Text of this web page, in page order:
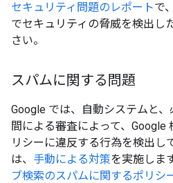
セキュリティ問題のレポートで
でセキュリティの脅威を検出し
さい。
スパムに関する問題
Google では、自動システムと
間による審査によって、Google
リシーに違反する行為を検出し
は、 手動による対策を実施しま
ブ検索のスパムに関するポリシ